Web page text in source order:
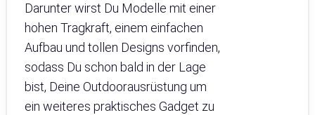
Darunter wirst Du Modelle mit einer
hohen Tragkraft, einem einfachen
Aufbau und tollen Designs vorfinden,
sodass Du schon bald in der Lage
bist, Deine Outdoorausrüstung um
ein weiteres praktisches Gadget zu